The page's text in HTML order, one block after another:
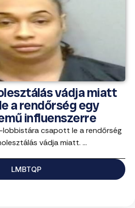
vádja miatt
a rendőrség egy
influenszerre
lobbistára csapott le a rendőrség
vádja miatt. ...
LMBTQP